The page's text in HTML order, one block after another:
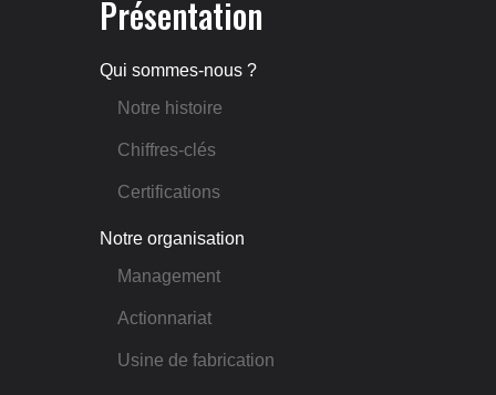
Présentation
Qui sommes-nous ?
Notre histoire
Chiffres-clés
Certifications
Notre organisation
Management
Actionnariat
Usine de fabrication